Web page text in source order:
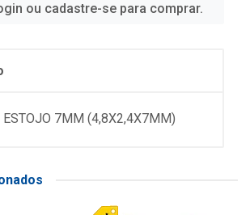
ou cadastre-se para comprar.
ESTOJO 7MM (4,8X2,4X7MM)